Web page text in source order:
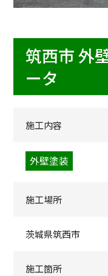
筑西市 外
ータ
施工内容
外壁塗装
施工場所
茨城県筑西市
施工箇所